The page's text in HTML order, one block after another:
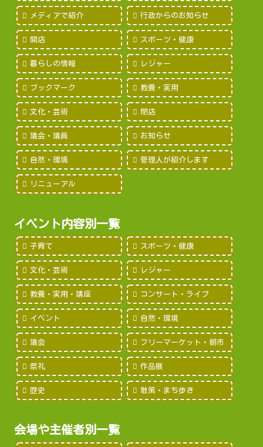
メディアで紹介 行政からのお知らせ
開店 スポーツ・健康
暮らしの情報 レジャー
ブックマーク 教養・実用
文化・芸術 閉店
議会・議員 お知らせ
自然・環境 管理人が紹介します
リニューアル
イベント内容別一覧
子育て スポーツ・健康
文化・芸術 レジャー
教養・実用・講座 コンサート・ライブ
イベント 自然・環境
議会 フリーマーケット・朝市
祭礼 作品展
歴史 散策・まち歩き
会場や主催者別一覧